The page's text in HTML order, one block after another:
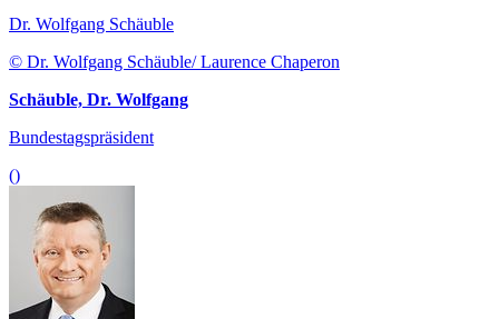
Dr. Wolfgang Schäuble
© Dr. Wolfgang Schäuble/ Laurence Chaperon
Schäuble, Dr. Wolfgang
Bundestagspräsident
()